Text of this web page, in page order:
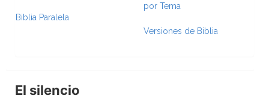
Biblia Paralela
por Tema
Versiones de Biblia
El silencio